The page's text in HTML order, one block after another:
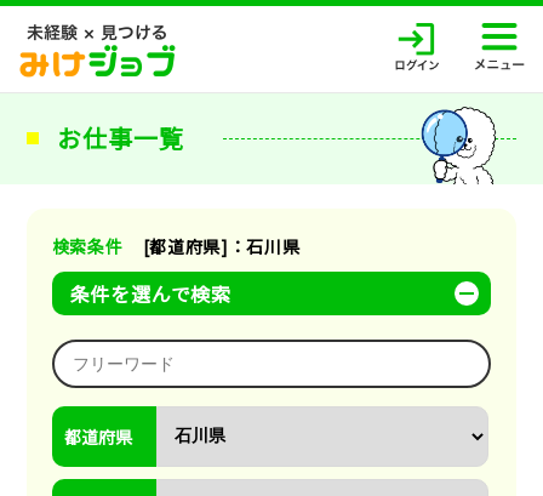
お仕事一覧
検索条件 [都道府県]：石川県
条件を選んで検索
都道府県